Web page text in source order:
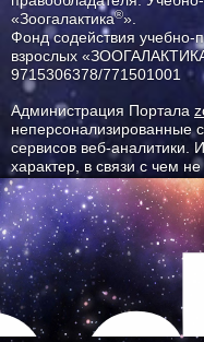
«Зоогалактика®».
Фонд содействия учебно-
взрослых
9715306378/771501001
Администрация Портала
неперсонализированные
сервисов веб-аналитики.
характер, в связи с чем
данных. Наш сайт
информация не может
помочь нам улучшить
отказаться от
настройки в браузере.
соглашаетесь с
политикой
Все